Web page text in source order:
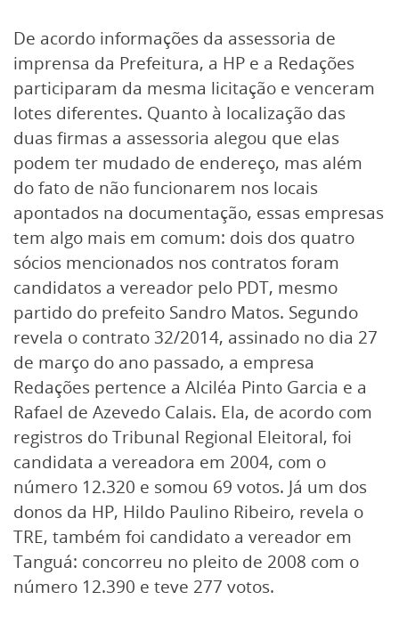
De acordo informações da assessoria de
imprensa da Prefeitura, a HP e a Redações
participaram da mesma licitação e venceram
lotes diferentes. Quanto à localização das
duas firmas a assessoria alegou que elas
podem ter mudado de endereço, mas além
do fato de não funcionarem nos locais
apontados na documentação, essas empresas
tem algo mais em comum: dois dos quatro
sócios mencionados nos contratos foram
candidatos a vereador pelo PDT, mesmo
partido do prefeito Sandro Matos. Segundo
revela o contrato 32/2014, assinado no dia 27
de março do ano passado, a empresa
Redações pertence a Alciléa Pinto Garcia e a
Rafael de Azevedo Calais. Ela, de acordo com
registros do Tribunal Regional Eleitoral, foi
candidata a vereadora em 2004, com o
número 12.320 e somou 69 votos. Já um dos
donos da HP, Hildo Paulino Ribeiro, revela o
TRE, também foi candidato a vereador em
Tanguá: concorreu no pleito de 2008 com o
número 12.390 e teve 277 votos.